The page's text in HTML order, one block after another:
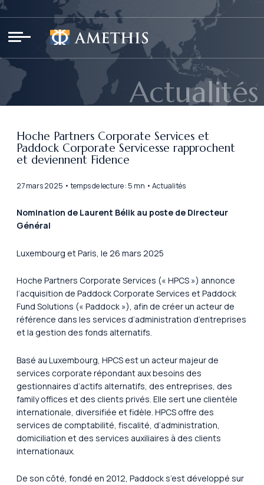
Actualités
Hoche Partners Corporate Services et
Paddock Corporate Servicesse rapprochent
et deviennent Fidence
27 mars 2025 • temps de lecture : 5 mn • Actualités
Nomination de Laurent Bélik au poste de Directeur
Général
Luxembourg et Paris, le 26 mars 2025
Hoche Partners Corporate Services (« HPCS ») annonce
l’acquisition de Paddock Corporate Services et Paddock
Fund Solutions (« Paddock »), afin de créer un acteur de
référence dans les services d’administration d’entreprises
et la gestion des fonds alternatifs.
Basé au Luxembourg, HPCS est un acteur majeur de
services corporate répondant aux besoins des
gestionnaires d’actifs alternatifs, des entreprises, des
family offices et des clients privés. Elle sert une clientèle
internationale, diversifiée et fidèle. HPCS offre des
services de comptabilité, fiscalité, d’administration,
domiciliation et des services auxiliaires à des clients
internationaux.
De son côté, fondé en 2012, Paddock s’est développé sur
Panneau de gestion des cookies